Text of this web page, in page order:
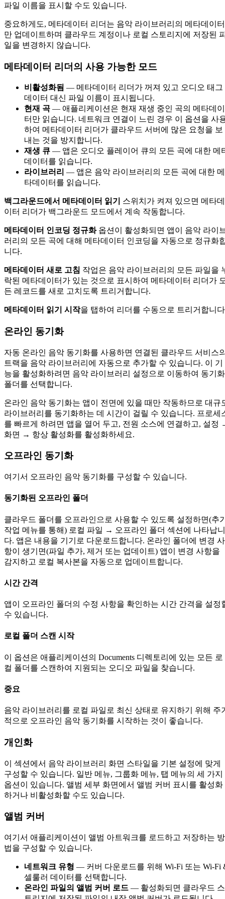
파일 이름을 표시할 수도 있습니다.
중요하게도, 메타데이터 리더는 음악 라이브러리의 메타데이터
만 업데이트하며 클라우드 계정이나 로컬 스토리지에 저장된
일을 변경하지 않습니다.
메타데이터 리더의 사용 가능한 모드
비활성화됨 — 메타데이터 리더가 꺼져 있고 오디오 태그
데이터 대신 파일 이름이 표시됩니다.
현재 곡 — 애플리케이션은 현재 재생 중인 곡의 메타데이
터만 읽습니다. 네트워크 연결이 느린 경우 이 옵션을 사
하여 메타데이터 리더가 클라우드 서버에 많은 요청을 보
내는 것을 방지합니다.
재생 큐 — 앱은 오디오 플레이어 큐의 모든 곡에 대한 메
데이터를 읽습니다.
라이브러리 — 앱은 음악 라이브러리의 모든 곡에 대한 메
타데이터를 읽습니다.
백그라운드에서 메타데이터 읽기
스위치가 켜져 있으면 메타데
이터 리더가 백그라운드 모드에서 계속 작동합니다.
메타데이터 인코딩 정규화옵션이 활성화되면 앱이 음악 라이
러리의 모든 곡에 대해 메타데이터 인코딩을 자동으로 정규화
니다.
메타데이터 새로 고침 작업은 음악 라이브러리의 모든 파일을
락된 메타데이터가 있는 것으로 표시하여 메타데이터 리더가
든 레코드를 새로 고치도록 트리거합니다.
메타데이터 읽기 시작을 탭하여 리더를 수동으로 트리거합니
온라인 동기화
자동 온라인 음악 동기화를 사용하면 연결된 클라우드 서비스
트랙을 음악 라이브러리에 자동으로 추가할 수 있습니다. 이 기
능을 활성화하려면 음악 라이브러리 설정으로 이동하여 동기화
폴더를 선택합니다.
온라인 음악 동기화는 앱이 전면에 있을 때만 작동하므로 대규
라이브러리를 동기화하는 데 시간이 걸릴 수 있습니다. 프로세
를 빠르게 하려면 앱을 열어 두고, 전원 소스에 연결하고, 설정
화면 → 항상 활성화를 활성화하세요.
오프라인 동기화
여기서 오프라인 음악 동기화를 구성할 수 있습니다.
동기화된 오프라인 폴더
클라우드 폴더를 오프라인으로 사용할 수 있도록 설정하면(추
작업 메뉴를 통해) 로컬 파일 → 오프라인 폴더 섹션에 나타납니
다. 앱은 내용을 기기로 다운로드합니다. 온라인 폴더에 변경 사
항이 생기면(파일 추가, 제거 또는 업데이트) 앱이 변경 사항을
감지하고 로컬 복사본을 자동으로 업데이트합니다.
시간 간격
앱이 오프라인 폴더의 수정 사항을 확인하는 시간 간격을 설정
수 있습니다.
로컬 폴더 스캔 시작
이 옵션은 애플리케이션의 Documents 디렉토리에 있는 모든 로
컬 폴더를 스캔하여 지원되는 오디오 파일을 찾습니다.
중요
음악 라이브러리를 로컬 파일로 최신 상태로 유지하기 위해 주
적으로 오프라인 음악 동기화를 시작하는 것이 좋습니다.
개인화
이 섹션에서 음악 라이브러리 화면 스타일을 기본 설정에 맞게
구성할 수 있습니다. 일반 메뉴, 그룹화 메뉴, 탭 메뉴의 세 가지
옵션이 있습니다. 앨범 세부 화면에서 앨범 커버 표시를 활성화
하거나 비활성화할 수도 있습니다.
앨범 커버
여기서 애플리케이션이 앨범 아트워크를 로드하고 저장하는 방
법을 구성할 수 있습니다.
네트워크 유형 — 커버 다운로드를 위해 Wi-Fi 또는 Wi-Fi
셀룰러 데이터를 선택합니다.
온라인 파일의 앨범 커버 로드 — 활성화되면 클라우드 스